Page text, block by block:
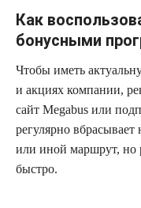
Как
бонусными
Чтобы иметь
и акциях компании,
сайт Megabus или
регулярно
или иной маршрут, но
быстро.